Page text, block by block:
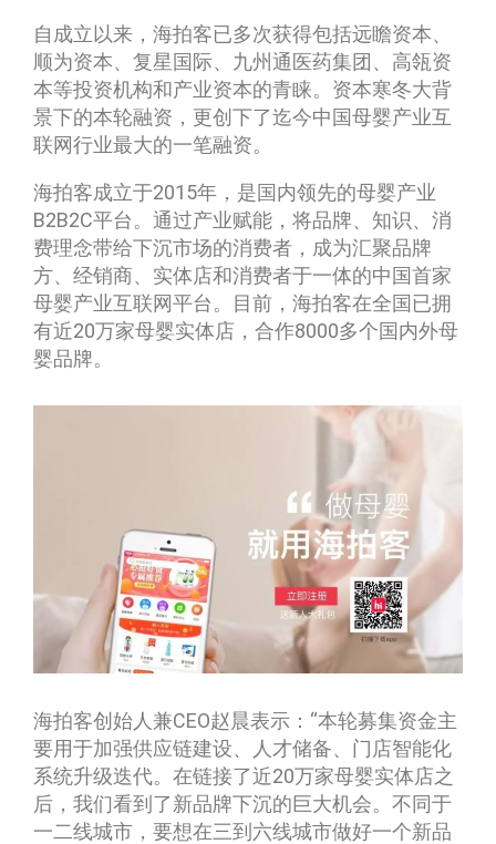
自成立以来，海拍客已多次获得包括远瞻资本、
顺为资本、复星国际、九州通医药集团、高瓴资
本等投资机构和产业资本的青睐。资本寒冬大背
景下的本轮融资，更创下了迄今中国母婴产业互
联网行业最大的一笔融资。
海拍客成立于2015年，是国内领先的母婴产业
B2B2C平台。通过产业赋能，将品牌、知识、消
费理念带给下沉市场的消费者，成为汇聚品牌
方、经销商、实体店和消费者于一体的中国首家
母婴产业互联网平台。目前，海拍客在全国已拥
有近20万家母婴实体店，合作8000多个国内外母
婴品牌。
海拍客创始人兼CEO赵晨表示：“本轮募集资金主
要用于加强供应链建设、人才储备、门店智能化
系统升级迭代。在链接了近20万家母婴实体店之
后，我们看到了新品牌下沉的巨大机会。不同于
一二线城市，要想在三到六线城市做好一个新品